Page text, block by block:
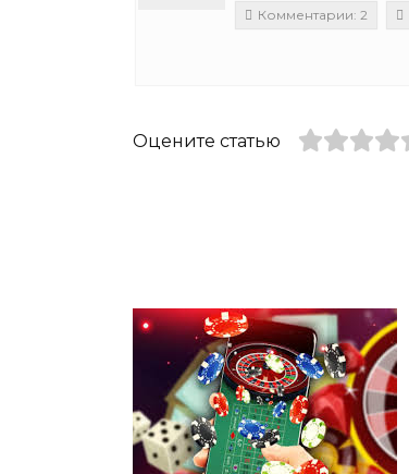
Комментарии: 2
Оцените статью